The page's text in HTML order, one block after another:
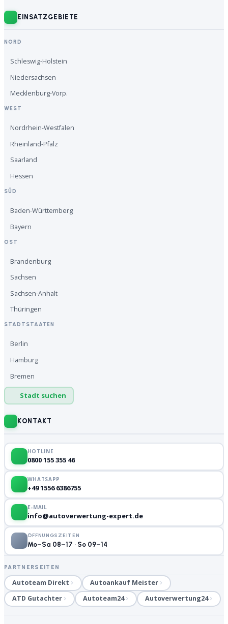
EINSATZGEBIETE
NORD
Schleswig-Holstein
Niedersachsen
Mecklenburg-Vorp.
WEST
Nordrhein-Westfalen
Rheinland-Pfalz
Saarland
Hessen
SÜD
Baden-Württemberg
Bayern
OST
Brandenburg
Sachsen
Sachsen-Anhalt
Thüringen
STADTSTAATEN
Berlin
Hamburg
Bremen
Stadt suchen
KONTAKT
HOTLINE
0800 155 355 46
WHATSAPP
+49 1556 6386755
E-MAIL
info@autoverwertung-expert.de
ÖFFNUNGSZEITEN
Mo–Sa 08–17 · So 09–14
PARTNERSEITEN
Autoteam Direkt
Autoankauf Meister
ATD Gutachter
Autoteam24 Autoverwertung24